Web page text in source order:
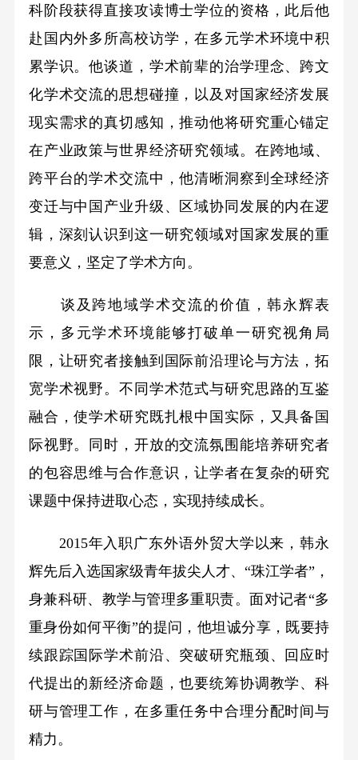
科阶段获得直接攻读博士学位的资格，此后他
赴国内外多所高校访学，在多元学术环境中积
累学识。他谈道，学术前辈的治学理念、跨文
化学术交流的思想碰撞，以及对国家经济发展
现实需求的真切感知，推动他将研究重心锚定
在产业政策与世界经济研究领域。在跨地域、
跨平台的学术交流中，他清晰洞察到全球经济
变迁与中国产业升级、区域协同发展的内在逻
辑，深刻认识到这一研究领域对国家发展的重
要意义，坚定了学术方向。
谈及跨地域学术交流的价值，韩永辉表
示，多元学术环境能够打破单一研究视角局
限，让研究者接触到国际前沿理论与方法，拓
宽学术视野。不同学术范式与研究思路的互鉴
融合，使学术研究既扎根中国实际，又具备国
际视野。同时，开放的交流氛围能培养研究者
的包容思维与合作意识，让学者在复杂的研究
课题中保持进取心态，实现持续成长。
2015年入职广东外语外贸大学以来，韩永
辉先后入选国家级青年拔尖人才、“珠江学者”，
身兼科研、教学与管理多重职责。面对记者“多
重身份如何平衡”的提问，他坦诚分享，既要持
续跟踪国际学术前沿、突破研究瓶颈、回应时
代提出的新经济命题，也要统筹协调教学、科
研与管理工作，在多重任务中合理分配时间与
精力。